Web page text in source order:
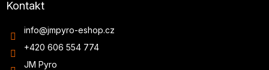
Kontakt
info@jmpyro-eshop.cz
+420 606 554 774
JM Pyro